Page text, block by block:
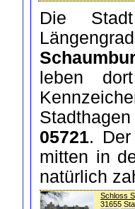
Die
leben
05721.
mitten in
natürlich
Schloss
31655